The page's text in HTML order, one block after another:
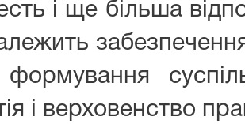
і ще більша
і верховенство